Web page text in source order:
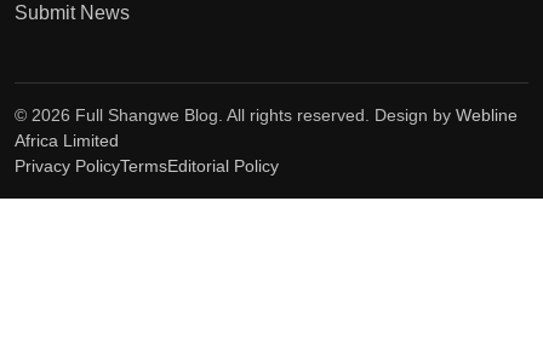
Submit News
© 2026 Full Shangwe Blog. All rights reserved. Design by Webline
Africa Limited
Privacy PolicyTermsEditorial Policy